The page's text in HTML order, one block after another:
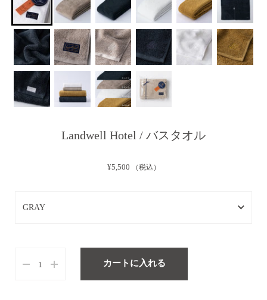
Landwell Hotel / バスタオル
¥5,500 （税込）
GRAY
カートに入れる